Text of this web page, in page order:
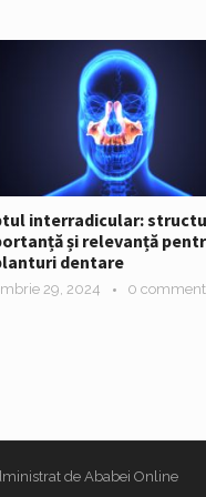
interradicular:
și relevanță
dentare
29, 2024 0 comment
deAbabei Online